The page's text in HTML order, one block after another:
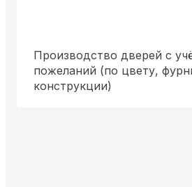
Производство дверей с
пожеланий (по цвету,
конструкции)